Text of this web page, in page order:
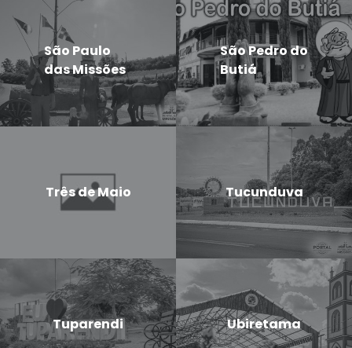
São Paulo
das Missões
São Pedro do
Butiá
Três de Maio Tucunduva
Tuparendi Ubiretama